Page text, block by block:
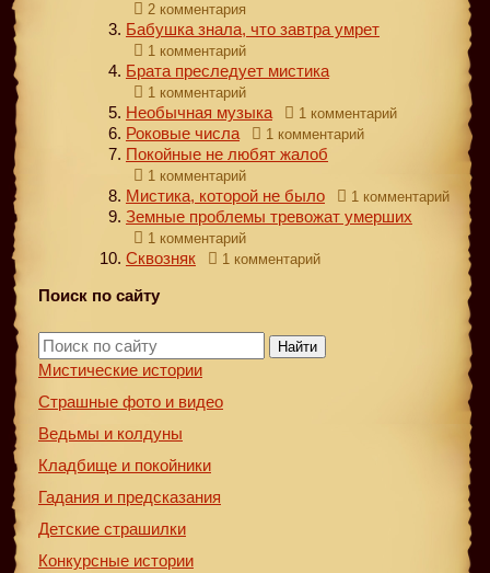
2 комментария
Бабушка знала, что завтра умрет
1 комментарий
Брата преследует мистика
1 комментарий
Необычная музыка 1 комментарий
Роковые числа 1 комментарий
Покойные не любят жалоб
1 комментарий
Мистика, которой не было 1 комментарий
Земные проблемы тревожат умерших
1 комментарий
Сквозняк 1 комментарий
Поиск по сайту
Найти
Мистические истории
Страшные фото и видео
Ведьмы и колдуны
Кладбище и покойники
Гадания и предсказания
Детские страшилки
Конкурсные истории